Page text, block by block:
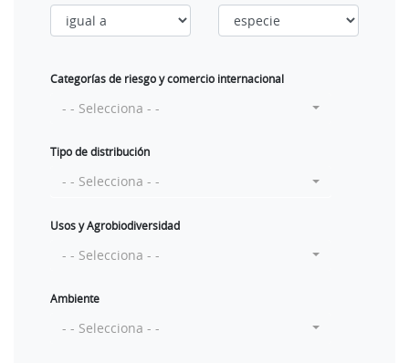
Categorías de riesgo y comercio internacional
- - Selecciona - -
Tipo de distribución
- - Selecciona - -
Usos y Agrobiodiversidad
- - Selecciona - -
Ambiente
- - Selecciona - -